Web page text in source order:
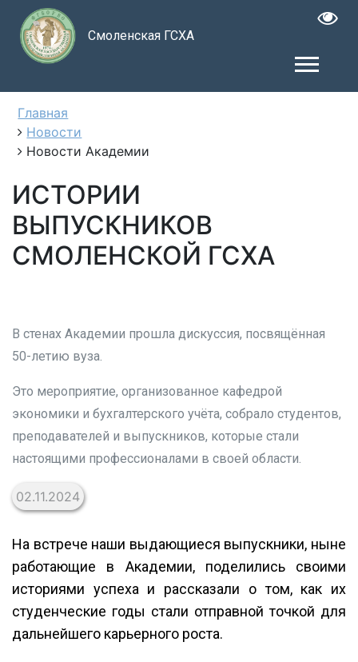
Смоленская ГСХА
Главная
Новости
Новости Академии
ИСТОРИИ
ВЫПУСКНИКОВ
СМОЛЕНСКОЙ ГСХА
В стенах Академии прошла дискуссия, посвящённая
50-летию вуза.
Это мероприятие, организованное кафедрой
экономики и бухгалтерского учёта, собрало студентов,
преподавателей и выпускников, которые стали
настоящими профессионалами в своей области.
02.11.2024
На встрече наши выдающиеся выпускники, ныне
работающие в Академии, поделились своими
историями успеха и рассказали о том, как их
студенческие годы стали отправной точкой для
дальнейшего карьерного роста.